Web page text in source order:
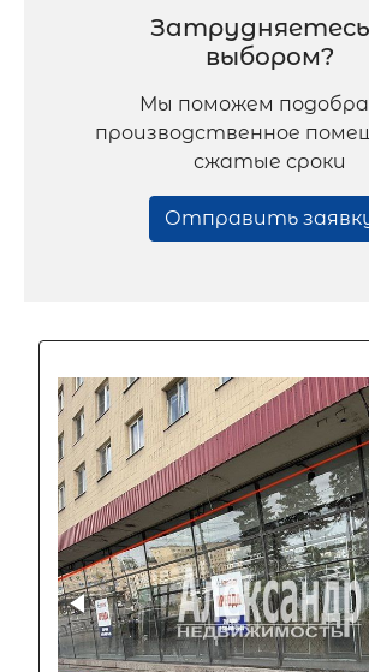
выбором?
Мы поможем
производственное
сжатые сроки
Отправить